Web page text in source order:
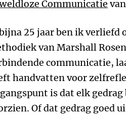
Communicatie van
25 jaar ben ik verliefd
van Marshall
communicatie,
handvatten voor
is dat elk gedrag
Of dat gedrag goed